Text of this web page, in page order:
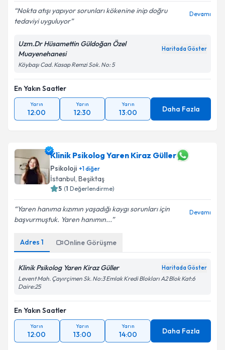
Nokta atışı yapıyor sorunları kökenine inip doğru
tedaviyi uyguluyor
Devamı
Uzm.Dr Hüsamettin Güldoğan Özel
Muayenehanesi
Haritada Göster
Köybaşı Cad. Kasap Remzi Sok. No: 5
En Yakın Saatler
Yarın
12:00
Yarın
12:30
Yarın
13:00 Daha Fazla
Klinik Psikolog Yaren Kiraz Güller
Psikoloji +1diğer
İstanbul, Beşiktaş
5 (1 Değerlendirme)
Yaren hanıma kızımın yaşadığı kaygı sorunları için
başvurmuştuk. Yaren hanımın...
Devamı
Adres 1 Online Görüşme
Klinik Psikolog Yaren Kiraz Güller Haritada Göster
Levent Mah. Çayırçimen Sk. No:3 Emlak Kredi Blokları A2 Blok Kat:6
Daire:25
En Yakın Saatler
Yarın
12:00
Yarın
13:00
Yarın
14:00 Daha Fazla